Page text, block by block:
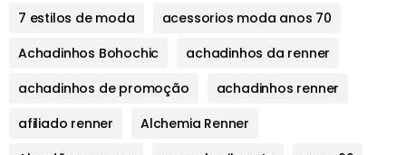
7 estilos de moda
acessorios moda anos 70
Achadinhos Bohochic
achadinhos da renner
achadinhos de promoção
achadinhos renner
afiliado renner
Alchemia Renner